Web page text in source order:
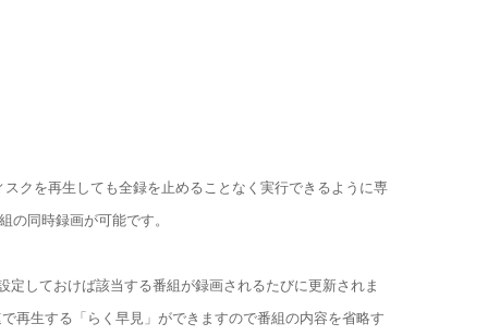
クを再生しても全録を止めることなく実行できるように専
の同時録画が可能です。
しておけば該当する番組が録画されるたびに更新されま
再生する「らく早見」ができますので番組の内容を省略す